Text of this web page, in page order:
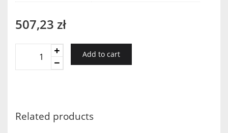
507,23 zł
Daniel's
Add to cart
Related products